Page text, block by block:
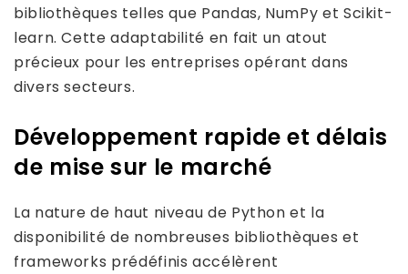
bibliothèques telles que Pandas, NumPy et Scikit-
learn. Cette adaptabilité en fait un atout
précieux pour les entreprises opérant dans
divers secteurs.
Développement rapide et délais
de mise sur le marché
La nature de haut niveau de Python et la
disponibilité de nombreuses bibliothèques et
frameworks prédéfinis accélèrent